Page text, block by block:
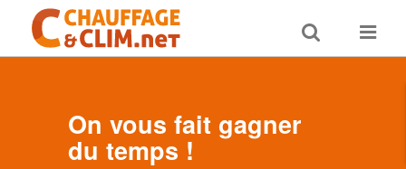
Toggle
search
Toggle
On vous fait gagner
du temps !